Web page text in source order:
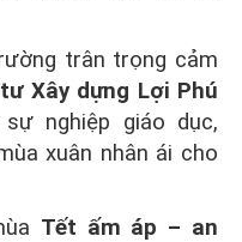
trân trọng cảm
Xây dựng Lợi Phú
nghiệp giáo dục,
xuân nhân ái cho
Tết ấm áp – an